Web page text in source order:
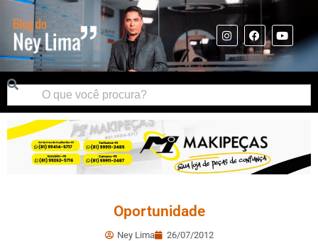
Oportunidade
Ney Lima 26/07/2012